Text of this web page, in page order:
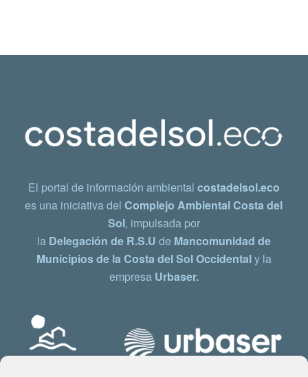
El portal de información ambiental costadelsol.eco
es una iniciativa delComplejo Ambiental Costa del
Sol, impulsada por
la Delegación de R.S.U de Mancomunidad de
Municipios de la Costa del Sol Occidentaly la
empresa Urbaser.